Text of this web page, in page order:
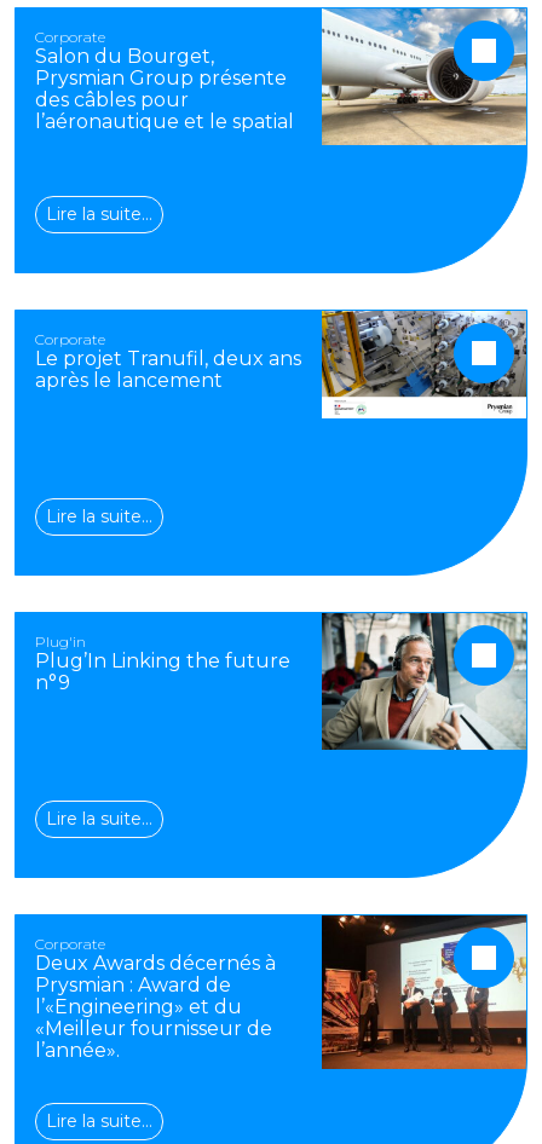
Corporate
Salon du Bourget,
Prysmian Group présente
des câbles pour
l’aéronautique et le spatial
Lire la suite…
Corporate
Le projet Tranufil, deux ans
après le lancement
Lire la suite…
Plug'in
Plug’In Linking the future
n°9
Lire la suite…
Corporate
Deux Awards décernés à
Prysmian : Award de
l’«Engineering» et du
«Meilleur fournisseur de
l’année».
Lire la suite…